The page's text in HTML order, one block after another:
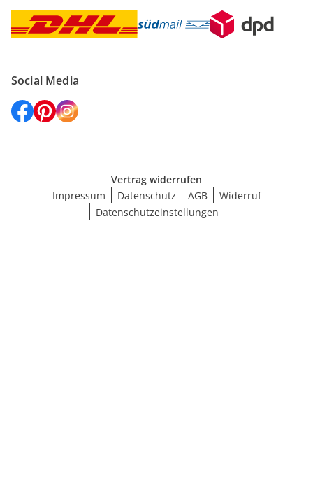
Social Media
Vertrag widerrufen
Impressum
Datenschutz AGB
Widerruf
Datenschutzeinstellungen